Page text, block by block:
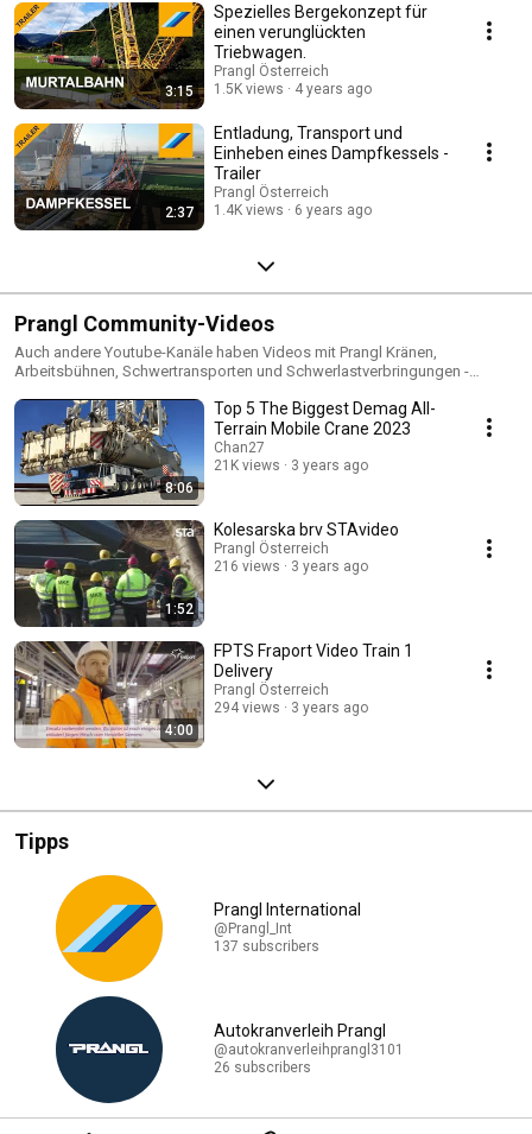
3:15
Spezielles Bergekonzept für
einen verunglückten
Triebwagen.
Prangl Österreich
1.5K views
4 years ago
2:37
Entladung, Transport und
Einheben eines Dampfkessels -
Trailer
Prangl Österreich
1.4K views
6 years ago
Prangl Community-Videos
Auch andere Youtube-Kanäle haben Videos mit Prangl Kränen,
Arbeitsbühnen, Schwertransporten und Schwerlastverbringungen -
8:06
Top 5 The Biggest Demag All-
Terrain Mobile Crane 2023
Chan27
21K views
3 years ago
1:52
Kolesarska brv STAvideo
Prangl Österreich
216 views
3 years ago
4:00
FPTS Fraport Video Train 1
Delivery
Prangl Österreich
294 views
3 years ago
Tipps
Prangl International
@Prangl_Int
137 subscribers
Autokranverleih Prangl
@autokranverleihprangl3101
26 subscribers